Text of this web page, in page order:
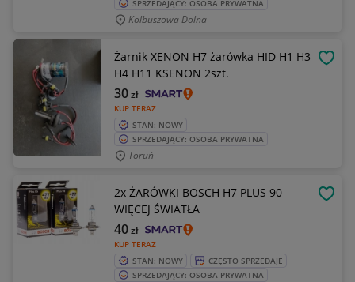
SPRZEDAJĄCY: OSOBA PRYWATNA
Kolbuszowa Dolna
Żarnik XENON H7 żarówka HID H1 H3
H4 H11 KSENON 2szt.
KUP TERAZ
30zł
STAN: NOWY
SPRZEDAJĄCY: OSOBA PRYWATNA
Toruń
2x ŻARÓWKI BOSCH H7 PLUS 90
WIĘCEJ ŚWIATŁA
KUP TERAZ
40zł
STAN: NOWY
CZĘSTO SPRZEDAJE
SPRZEDAJĄCY: OSOBA PRYWATNA